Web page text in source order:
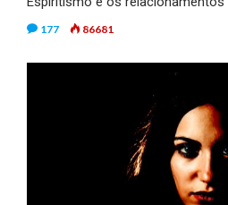
177 86681